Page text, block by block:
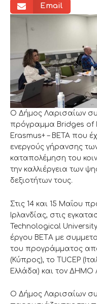
Email
Ο Δήμος Λαρισαίων
πρόγραμμα Bridges of
Erasmus+ – BETA που
ενεργούς γήρανσης
καταπολέμηση του
την καλλιέργεια των
δεξιοτήτων τους.
Στις 14 και 15 Μαΐου
Ιρλανδίας, στις
Technological
έργου BETΑ με
του προγράμματος από
(Κύπρος), το TUCEP
Ελλάδα) και τον ΔΗΜΟ
Ο Δήμος Λαρισαίων